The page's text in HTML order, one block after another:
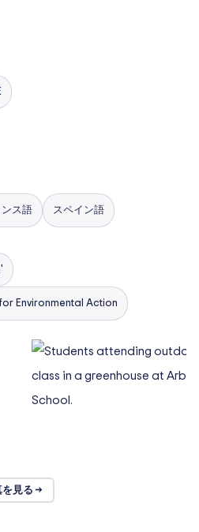
ンス語 スペイン語
Environmental Action
を見る →